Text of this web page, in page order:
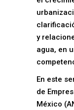
y
agua, en
En este
de
México